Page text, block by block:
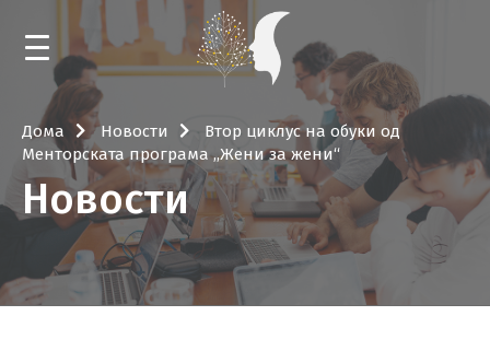
ДОМА
НОВОСТИ
КАЛЕНДАР
ОБУКИ И МЕНТОРСТВА
Дома Новости
Втор циклус на обуки од
Менторската програма ,,Жени за жени‘‘
Новости